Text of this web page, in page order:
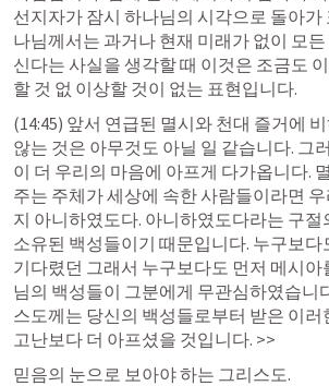
선지자가 잠시 하나님의 시각으로 돌아가
나님께서는 과거나 현재 미래가 없이 모
신다는 사실을 생각할 때 이것은 조금도
할 것 없 이상할 것이 없는 표현입니다.
(14:45) 앞서 연급된 멸시와 천대 즐거에
않는 것은 아무것도 아닐 일 같습니다. 그
이 더 우리의 마음에 아프게 다가옵니다.
주는 주체가 세상에 속한 사람들이라면
지 아니하였도다. 아니하였도다라는 구절
소유된 백성들이기 때문입니다. 누구보다
기다렸던 그래서 누구보다도 먼저 메시아
님의 백성들이 그분에게 무관심하였습니
스도께는 당신의 백성들로부터 받은 이러
고난보다 더 아프셨을 것입니다. >>
믿음의 눈으로 보아야 하는 그리스도.